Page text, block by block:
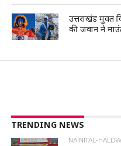
उत्तराखंड मुक्त
की जवान ने
TRENDING NEWS
NAINITAL-